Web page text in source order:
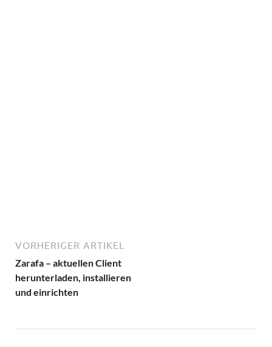
VORHERIGER ARTIKEL
Zarafa – aktuellen Client
herunterladen, installieren
und einrichten